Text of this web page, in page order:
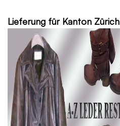
Lieferung für Kanton Zürich